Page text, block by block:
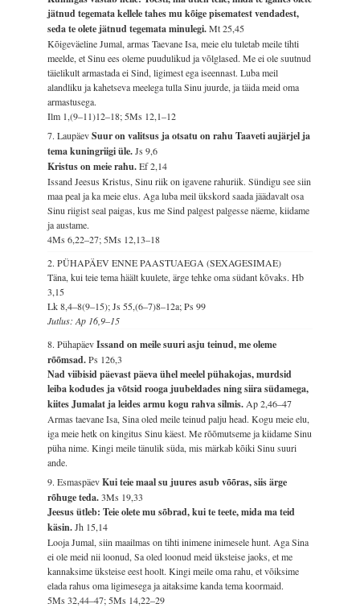
jätnud tegemata kellele tahes mu kõige pisematest vendadest,
seda te olete jätnud tegemata minulegi.Mt 25,45
Kõigeväeline Jumal, armas Taevane Isa, meie elu tuletab meile tihti
meelde, et Sinu ees oleme puudulikud ja võlglased. Me ei ole suutnud
täielikult armastada ei Sind, ligimest ega iseennast. Luba meil
alandliku ja kahetseva meelega tulla Sinu juurde, ja täida meid oma
armastusega.
Ilm 1,(9–11)12–18; 5Ms 12,1–12
7. LaupäevSuur on valitsus ja otsatu on rahu Taaveti aujärjel ja
tema kuningriigi üle.Js 9,6
Kristus on meie rahu.Ef 2,14
Issand Jeesus Kristus, Sinu riik on igavene rahuriik. Sündigu see siin
maa peal ja ka meie elus. Aga luba meil ükskord saada jäädavalt osa
Sinu riigist seal paigas, kus me Sind palgest palgesse näeme, kiidame
ja austame.
4Ms 6,22–27; 5Ms 12,13–18
2. PÜHAPÄEV ENNE PAASTUAEGA (SEXAGESIMAE)
Täna, kui teie tema häält kuulete, ärge tehke oma südant kõvaks.Hb
3,15
Lk 8,4–8(9–15); Js 55,(6–7)8–12a; Ps 99
Jutlus: Ap 16,9–15
8. PühapäevIssand on meile suuri asju teinud, me oleme
rõõmsad.Ps 126,3
Nad viibisid päevast päeva ühel meelel pühakojas, murdsid
leiba kodudes ja võtsid rooga juubeldades ning siira südamega,
kiites Jumalat ja leides armu kogu rahva silmis.Ap 2,46–47
Armas taevane Isa, Sina oled meile teinud palju head. Kogu meie elu,
iga meie hetk on kingitus Sinu käest. Me rõõmutseme ja kiidame Sinu
püha nime. Kingi meile tänulik süda, mis märkab kõiki Sinu suuri
ande.
9. EsmaspäevKui teie maal su juures asub võõras, siis ärge
rõhuge teda.3Ms 19,33
Jeesus ütleb: Teie olete mu sõbrad, kui te teete, mida ma teid
käsin.Jh 15,14
Looja Jumal, siin maailmas on tihti inimene inimesele hunt. Aga Sina
ei ole meid nii loonud, Sa oled loonud meid üksteise jaoks, et me
kannaksime üksteise eest hoolt. Kingi meile oma rahu, et võiksime
elada rahus oma ligimesega ja aitaksime kanda tema koormaid.
5Ms 32,44–47; 5Ms 14,22–29